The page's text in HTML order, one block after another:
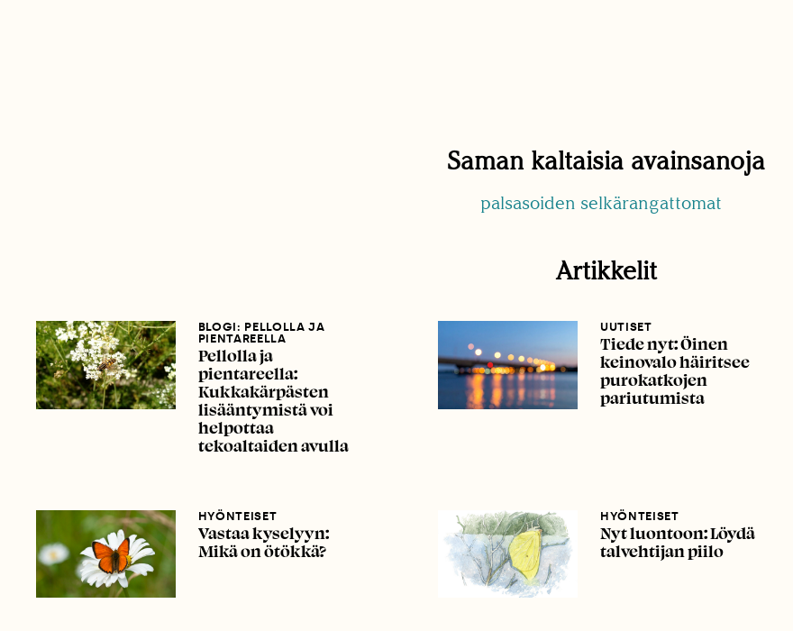
Saman kaltaisia avainsanoja
palsasoiden selkärangattomat
Artikkelit
BLOGI: PELLOLLA JA
PIENTAREELLA
Pellolla ja
pientareella:
Kukkakärpästen
lisääntymistä voi
helpottaa
tekoaltaiden avulla
UUTISET
Tiede nyt: Öinen
keinovalo häiritsee
purokatkojen
pariutumista
HYÖNTEISET
Vastaa kyselyyn:
Mikä on ötökkä?
HYÖNTEISET
Nyt luontoon: Löydä
talvehtijan piilo